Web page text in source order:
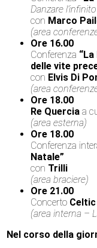
Danzare l’infinito
con Marco
(area
Ore 16.00
Conferenza
delle vite
con Elvis Di
(area
Ore 18.00
Re Quercia a
(area esterna)
Ore 18.00
Conferenza
Natale”
con Trilli
(area braciere)
Ore 21.00
Concerto
(area interna –
Nel corso della